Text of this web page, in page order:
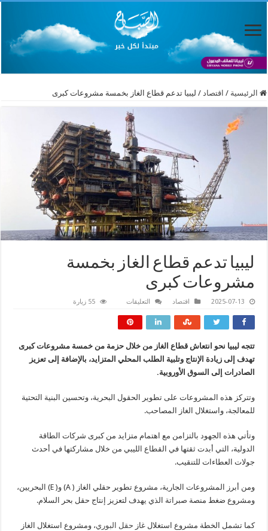
الرئيسية / اقتصاد / ليبيا تدعم قطاع الغاز بخمسة مشروعات كبرى
ليبيا تدعم قطاع الغاز بخمسة
مشروعات كبرى
2025-07-13 اقتصاد التعليقات
تدعم
مشروعات
كبرى
مغلقة
55 زيارة
تتجه ليبيا نحو انتعاش قطاع الغاز من خلال حزمة من خمسة مشروعات كبرى
تهدف إلى زيادة الإنتاج وتلبية الطلب المحلي المتزايد، بالإضافة إلى تعزيز
الصادرات إلى السوق الأوروبية.
وتتركز هذه المشروعات على تطوير الحقول البحرية، وتحسين البنية التحتية
للمعالجة، واستغلال الغاز المصاحب.
وتأتي هذه الجهود بالتزامن مع اهتمام متزايد من كبرى شركات الطاقة
الدولية، التي أبدت ثقتها في القطاع الليبي من خلال مشاركتها في أحدث
جولات العطاءات للتنقيب.
ومن أبرز المشروعات الجارية، مشروع تطوير حقلي الغاز ( A) و( E) البحريين،
ومشروع ضغط منصة صبراتة الذي يهدف لتعزيز إنتاج حقل بحر السلام.
كما تشمل الخطة مشروع استغلال غاز حقل البوري، ومشروع استغلال الغاز